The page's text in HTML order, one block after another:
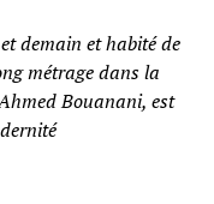
demain et habité de
métrage dans la
Bouanani, est